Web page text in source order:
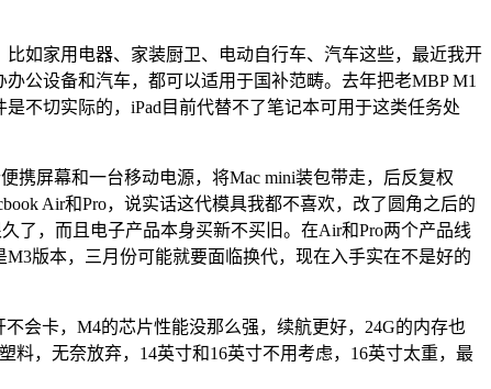
如家用电器、家装厨卫、电动自行车、汽车这些，最近我开
公设备和汽车，都可以适用于国补范畴。去年把老MBP M1
不切实际的，iPad目前代替不了笔记本可用于这类任务处
携屏幕和一台移动电源，将Mac mini装包带走，后反复权
Air和Pro，说实话这代模具我都不喜欢，改了圆角之后的
了，而且电子产品本身买新不买旧。在Air和Pro两个产品线
版本，三月份可能就要面临换代，现在入手实在不是好的
会卡，M4的芯片性能没那么强，续航更好，24G的内存也
料，无奈放弃，14英寸和16英寸不用考虑，16英寸太重，最